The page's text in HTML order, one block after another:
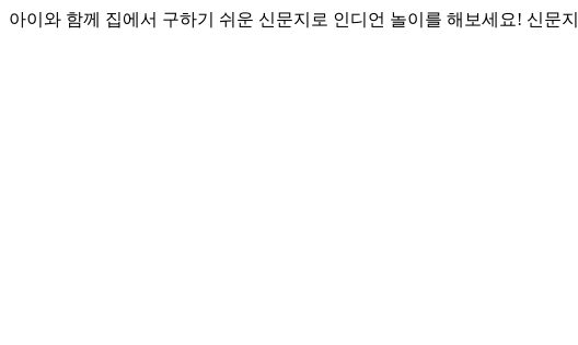
아이와 함께 집에서 구하기 쉬운 신문지로 인디언 놀이를 해보세요! 신문